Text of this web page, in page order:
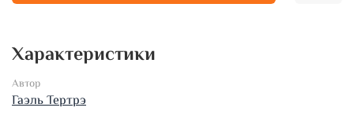
Характеристики
Автор
Гаэль Тертрэ